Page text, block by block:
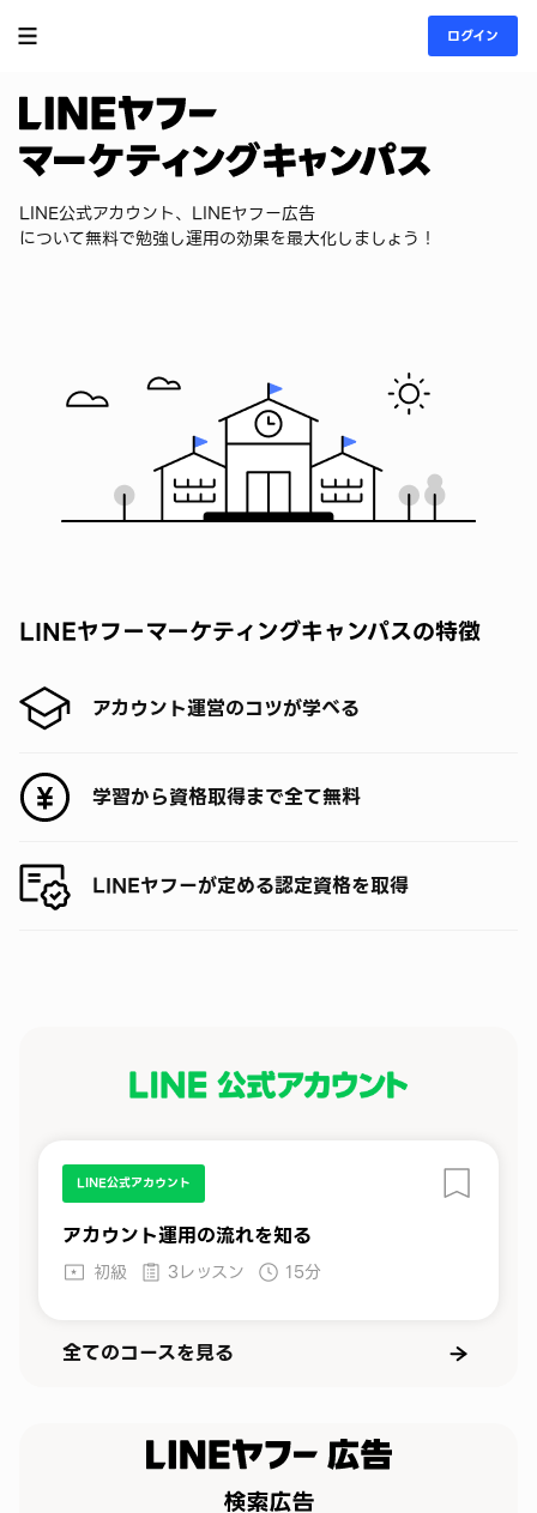
ログイン
LINE公式アカウント、LINEヤフー広告
について無料で勉強し運用の効果を最大化しましょう！
LINEヤフーマーケティングキャンパスの特徴
アカウント運営のコツが学べる
学習から資格取得まで全て無料
LINEヤフーが定める認定資格を取得
LINE公式アカウント
アカウント運用の流れを知る
初級 3レッスン 15分
全てのコースを見る